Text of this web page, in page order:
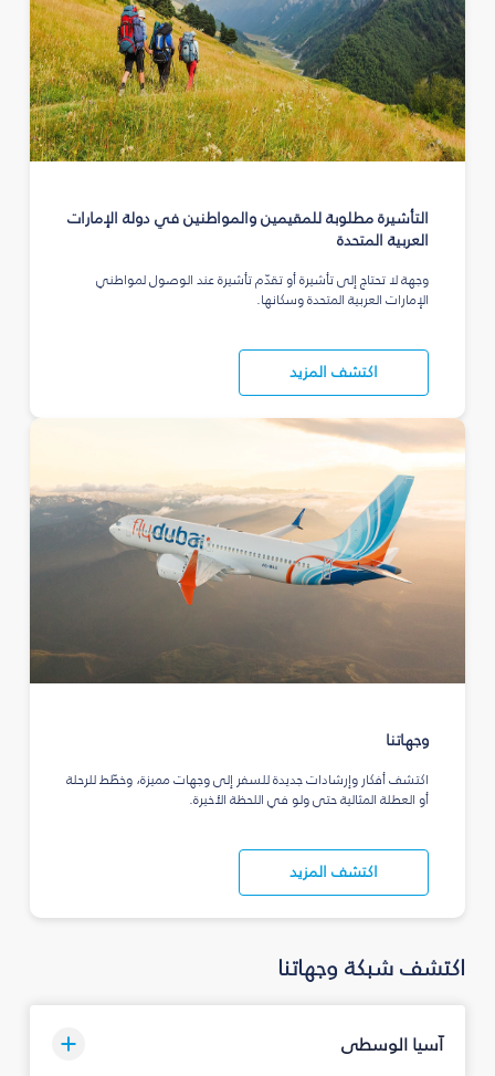
التأشيرة مطلوبة للمقيمين والمواطنين في دولة الإمارات
العربية المتحدة
وجهة لا تحتاج إلى تأشيرة أو تقدّم تأشيرة عند الوصول لمواطني
الإمارات العربية المتحدة وسكانها.
اكتشف المزيد
وجهاتنا
اكتشف أفكار وإرشادات جديدة للسفر إلى وجهات مميزة، وخطّط للرحلة
أو العطلة المثالية حتى ولو في اللحظة الأخيرة.
اكتشف المزيد
اكتشف شبكة وجهاتنا
آسيا الوسطى